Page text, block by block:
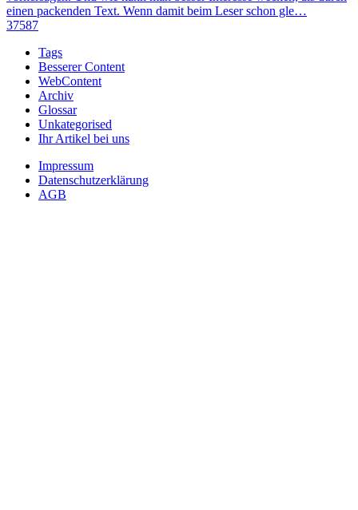
einen packenden Text. Wenn damit beim Leser schon gle…
37587
Tags
Besserer Content
WebContent
Archiv
Glossar
Unkategorised
Ihr Artikel bei uns
Impressum
Datenschutzerklärung
AGB